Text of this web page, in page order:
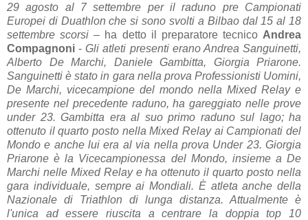
29 agosto al 7 settembre per il raduno pre Campionati
Europei di Duathlon che si sono svolti a Bilbao dal 15 al 18
settembre scorsi– ha detto il preparatore tecnico Andrea
Compagnoni-Gli atleti presenti erano Andrea Sanguinetti,
Alberto De Marchi, Daniele Gambitta, Giorgia Priarone.
Sanguinetti è stato in gara nella prova Professionisti Uomini,
De Marchi, vicecampione del mondo nella Mixed Relay e
presente nel precedente raduno, ha gareggiato nelle prove
under 23. Gambitta era al suo primo raduno sul lago; ha
ottenuto il quarto posto nella Mixed Relay ai Campionati del
Mondo e anche lui era al via nella prova Under 23. Giorgia
Priarone è la Vicecampionessa del Mondo, insieme a De
Marchi nelle Mixed Relay e ha ottenuto il quarto posto nella
gara individuale, sempre ai Mondiali. È atleta anche della
Nazionale di Triathlon di lunga distanza. Attualmente è
l'unica ad essere riuscita a centrare la doppia top 10